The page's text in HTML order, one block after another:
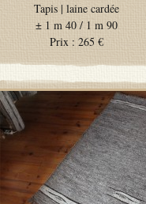
Tapis | laine cardée
± 1 m 40 / 1 m 90
Prix : 265 €